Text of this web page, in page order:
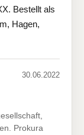
Bestellt als
Hagen,
30.06.2022
Prokura